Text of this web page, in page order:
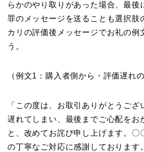
らかのやり取りがあった場合、最後
罪のメッセージを送ることも選択肢
カリの評価後メッセージでお礼の例
う。
（例文1：購入者側から・評価遅れ
「この度は、お取引ありがとうござ
遅れてしまい、最後までご心配をお
と、改めてお詫び申し上げます。〇
の丁寧なご対応に感謝しております